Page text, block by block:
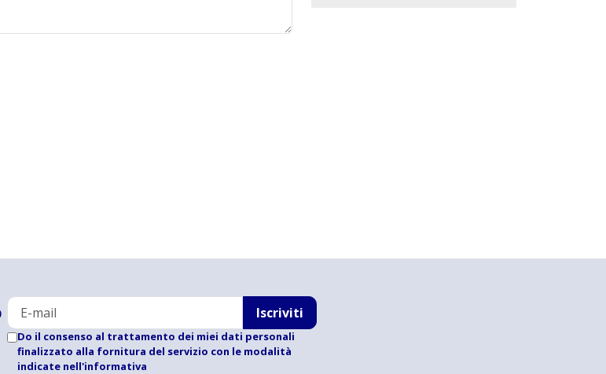
Iscriviti
Do il consenso al trattamento dei miei dati personali
finalizzato alla fornitura del servizio con le modalità
indicate nell'informativa